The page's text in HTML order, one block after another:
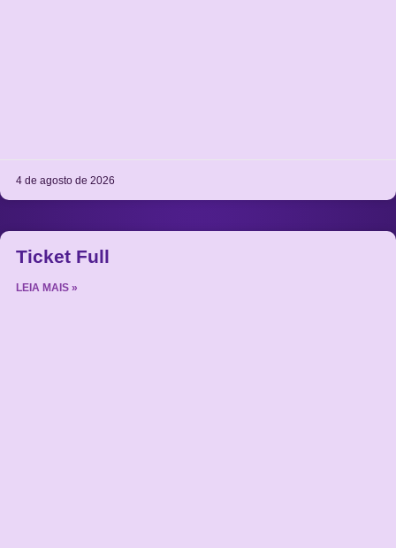
4 de agosto de 2026
Ticket Full
LEIA MAIS »